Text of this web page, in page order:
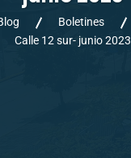
Boletines
Calle 12 sur- junio 2023